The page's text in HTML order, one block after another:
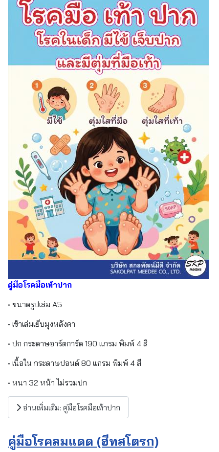
คู่มือโรคมือเท้าปาก
• ขนาดรูปเล่ม A5
• เข้าเล่มเย็บมุงหลังคา
• ปก กระดาษอาร์ตการ์ด 190 แกรม พิมพ์ 4 สี
• เนื้อใน กระดาษปอนด์ 80 แกรม พิมพ์ 4 สี
• หนา 32 หน้า ไม่รวมปก
อ่านเพิ่มเติม: คู่มือโรคมือเท้าปาก
คู่มือโรคลมแดด (ฮีทสโตรก)